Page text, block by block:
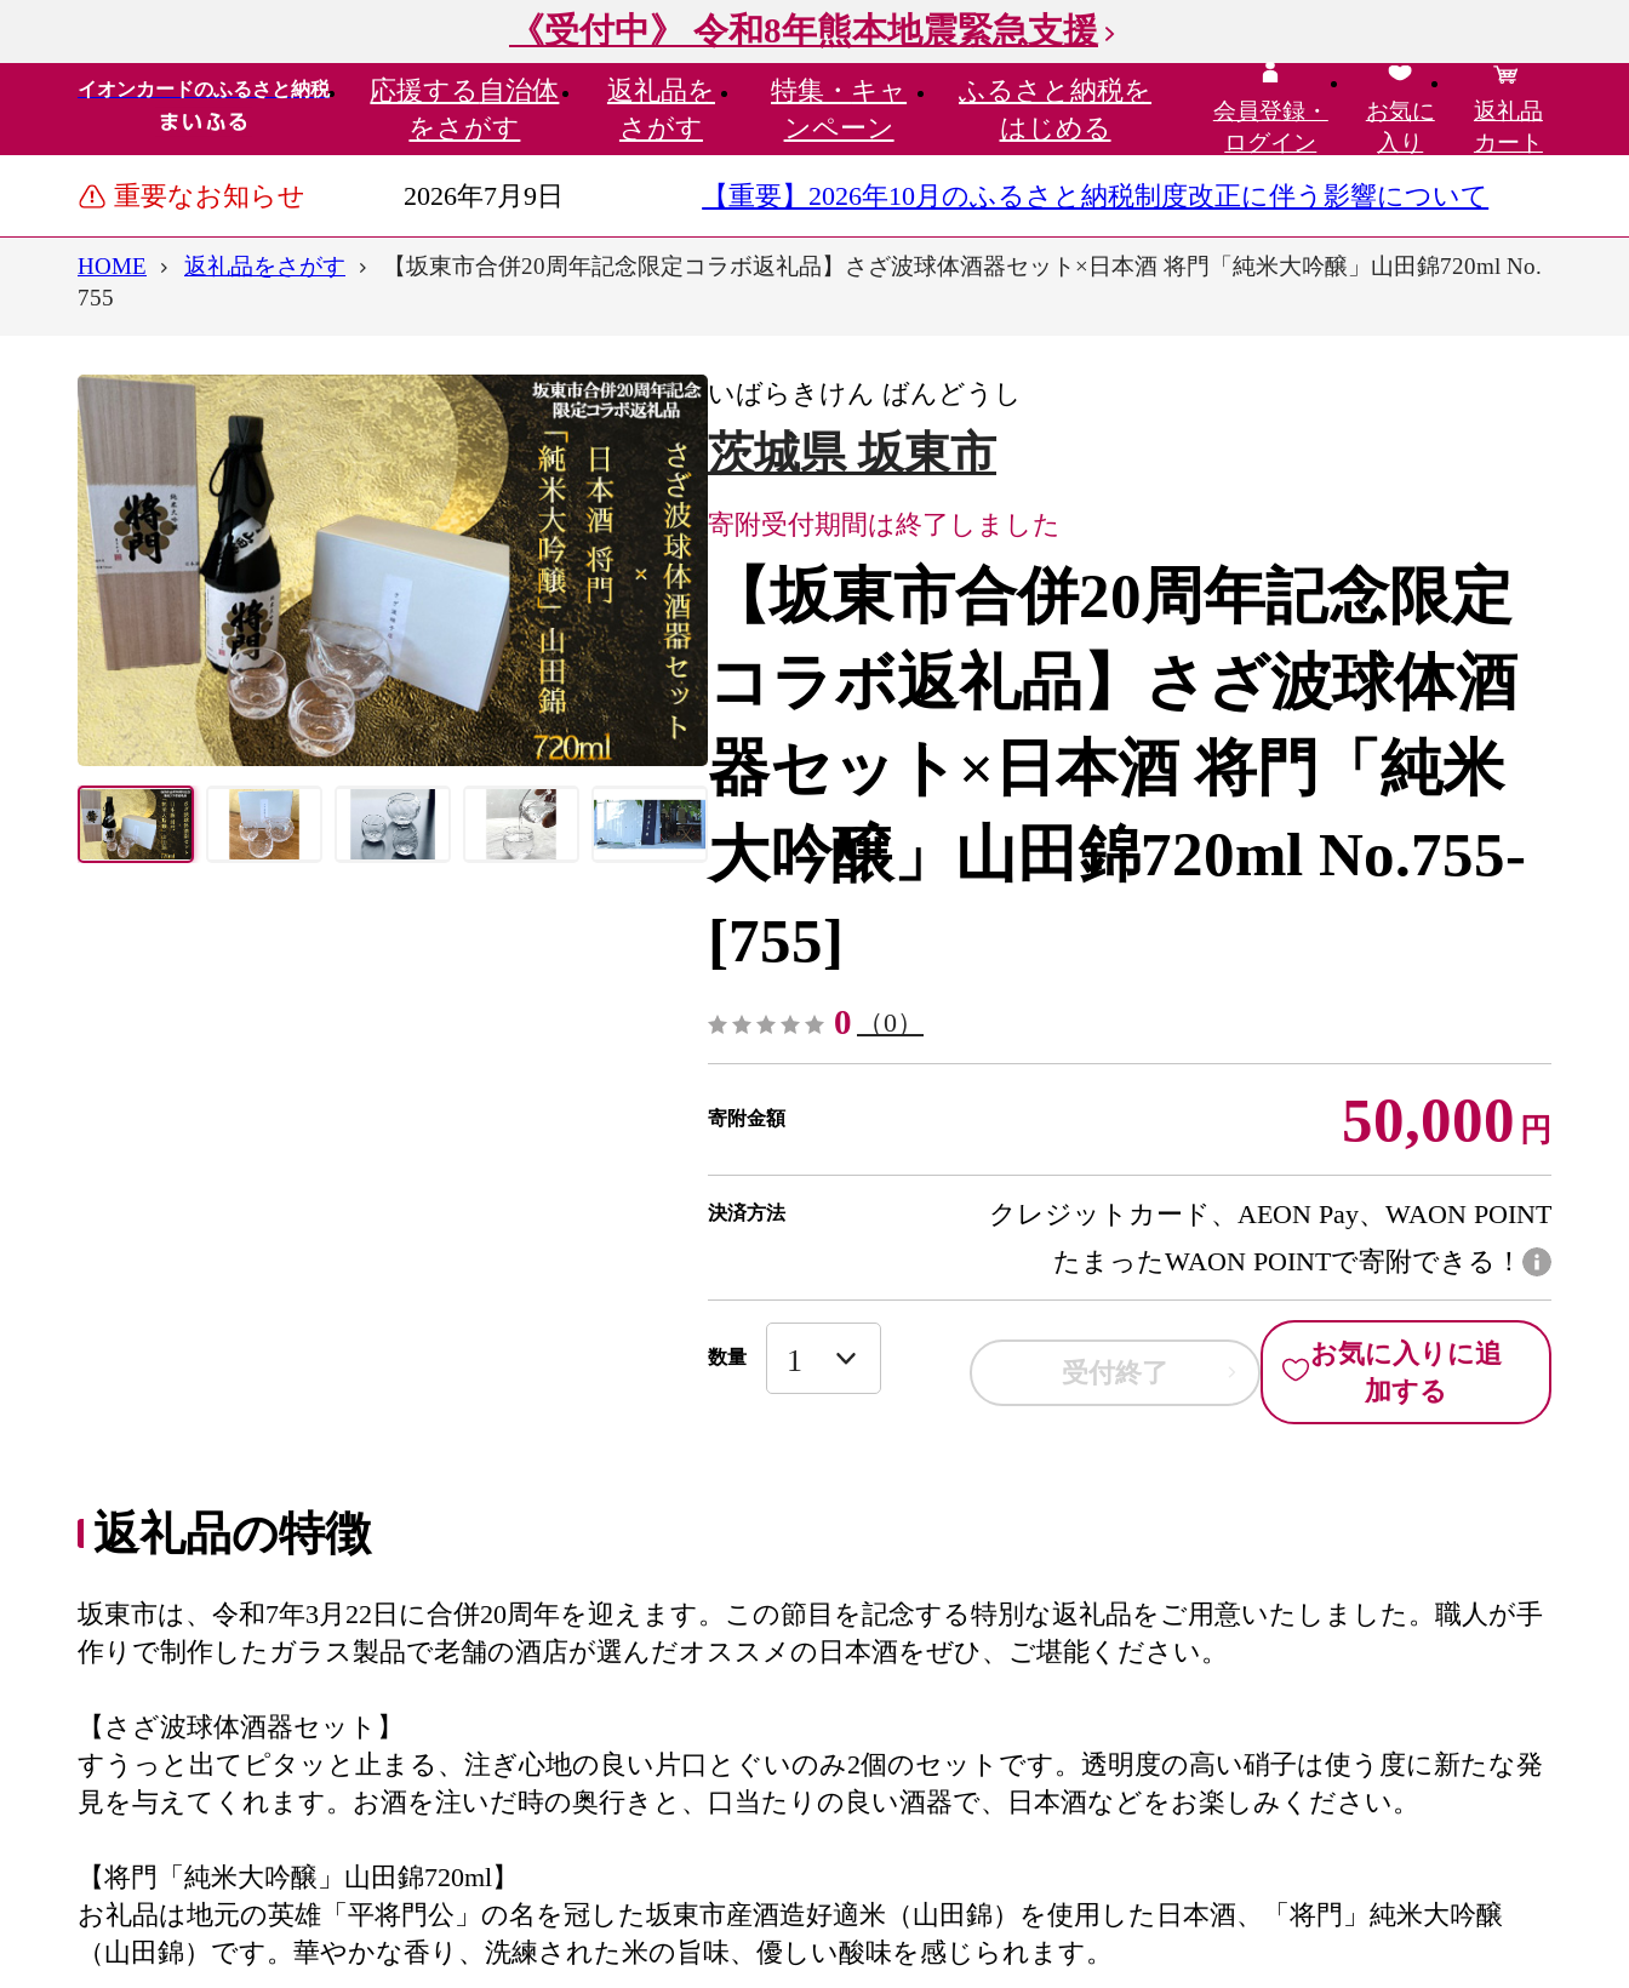
《受付中》 令和8年熊本地震緊急支援
イオンカードのふるさと納税 応援する 自治体
をさがす
返礼品を
さがす
特集・ キャ
ンペーン
ふるさと納税を
はじめる
会員登録・
ログイン
お気に
入り
返礼品
カート
重要なお知らせ 2026年7月9日 【重要】2026年10月のふるさと納税制度改正に伴う影響について
HOME 返礼品をさがす
【坂東市合併20周年記念限定コラボ返礼品】さざ波球体酒器セット×日本酒 将門「純米大吟醸」山田錦720ml No.
755
いばらきけん ばんどうし
茨城県 坂東市
寄附受付期間は終了しました
【坂東市合併20周年記念限定
コラボ返礼品】さざ波球体酒
器セット×日本酒 将門「純米
大吟醸」山田錦720ml No.755-
[755]
0 （0）
寄附金額 50,000 円
決済方法
クレジットカード、AEON Pay、WAON POINT
たまったWAON POINTで寄附できる！
数量 受付終了
お気に入りに追
加する
返礼品の特徴
坂東市は、令和7年3月22日に合併20周年を迎えます。この節目を記念する特別な返礼品をご用意いたしました。職人が手
作りで制作したガラス製品で老舗の酒店が選んだオススメの日本酒をぜひ、ご堪能ください。
【さざ波球体酒器セット】
すうっと出てピタッと止まる、注ぎ心地の良い片口とぐいのみ2個のセットです。透明度の高い硝子は使う度に新たな発
見を与えてくれます。お酒を注いだ時の奥行きと、口当たりの良い酒器で、日本酒などをお楽しみください。
【将門「純米大吟醸」山田錦720ml】
お礼品は地元の英雄「平将門公」の名を冠した坂東市産酒造好適米（山田錦）を使用した日本酒、「将門」純米大吟醸
（山田錦）です。華やかな香り、洗練された米の旨味、優しい酸味を感じられます。